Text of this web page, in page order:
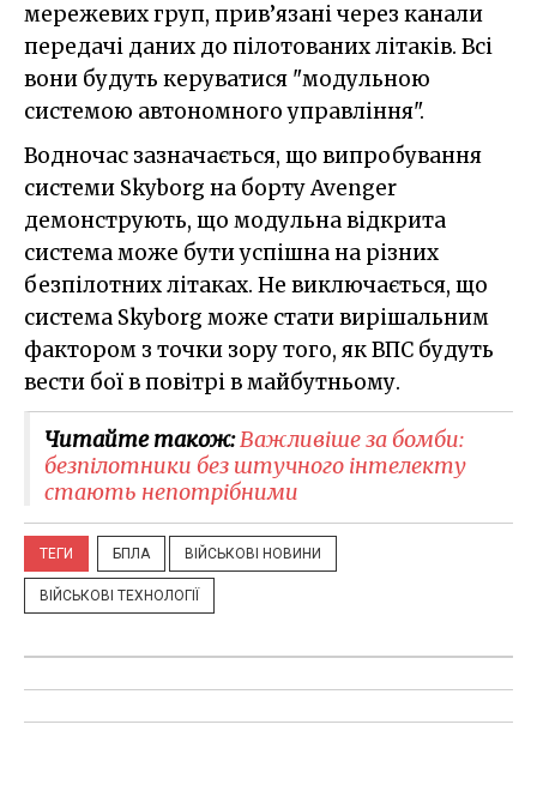
мережевих груп, прив’язані через канали
передачі даних до пілотованих літаків. Всі
вони будуть керуватися "модульною
системою автономного управління".
Водночас зазначається, що випробування
системи Skyborg на борту Avenger
демонструють, що модульна відкрита
система може бути успішна на різних
безпілотних літаках. Не виключається, що
система Skyborg може стати вирішальним
фактором з точки зору того, як ВПС будуть
вести бої в повітрі в майбутньому.
Читайте також:Важливіше за бомби:
безпілотники без штучного інтелекту
стають непотрібними
ТЕГИ БПЛА ВІЙСЬКОВІ НОВИНИ
ВІЙСЬКОВІ ТЕХНОЛОГІЇ